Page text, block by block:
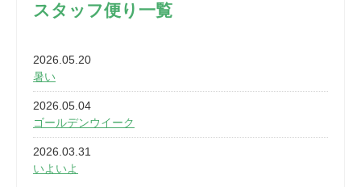
スタッフ便り一覧
2026.05.20
暑い
2026.05.04
ゴールデンウイーク
2026.03.31
いよいよ